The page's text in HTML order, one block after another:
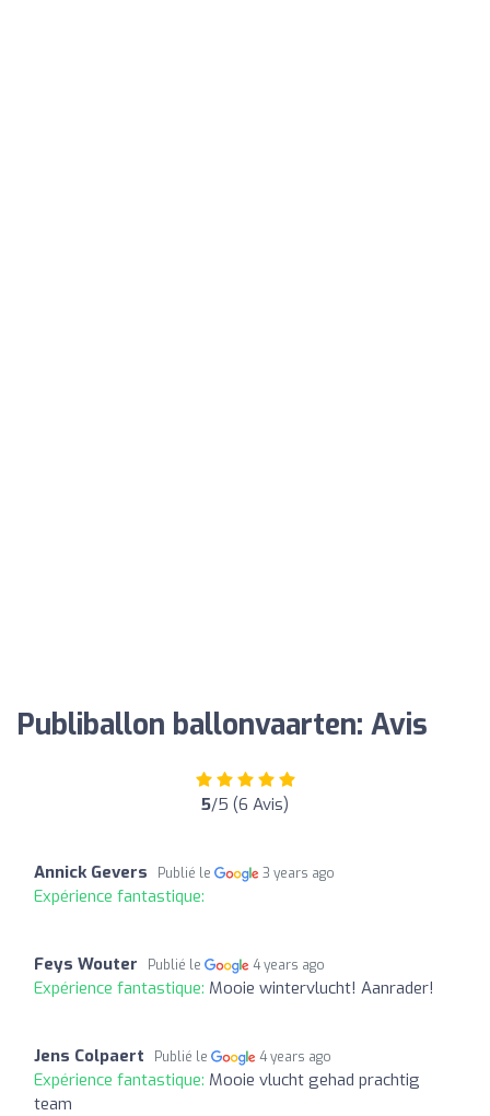
Publiballon ballonvaarten: Avis
5/5 (6 Avis)
Annick Gevers Publié le 3 years ago
Expérience fantastique:
Feys Wouter Publié le 4 years ago
Expérience fantastique: Mooie wintervlucht! Aanrader!
Jens Colpaert Publié le 4 years ago
Expérience fantastique: Mooie vlucht gehad prachtig
team